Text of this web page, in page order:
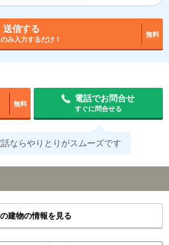
送信する
み入力するだけ！
無料
無料
電話でお問合せ
すぐに問合せる
話ならやりとりがスムーズです
建物の情報を見る